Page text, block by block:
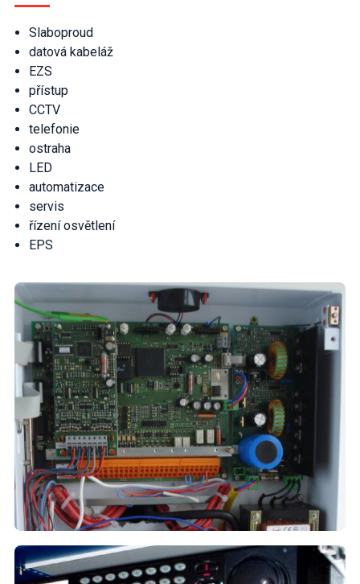
Slaboproud
datová kabeláž
EZS
přístup
CCTV
telefonie
ostraha
LED
automatizace
servis
řízení osvětlení
EPS